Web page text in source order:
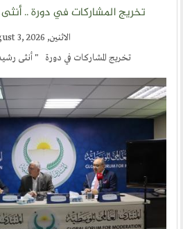
ارسل خبر
إنجليزية
تخريج المشاركات في دورة ..
الاثنين, August 3, 2026
تخريج المشاركات في دورة " أنثى